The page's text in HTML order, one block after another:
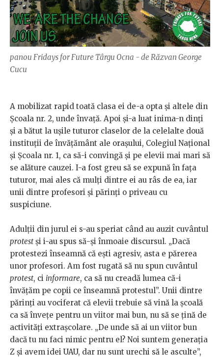
panou Fridays for Future Târgu Ocna - de Răzvan George
Cucu
A mobilizat rapid toată clasa ei de-a opta și altele din
Școala nr. 2, unde învață. Apoi și-a luat inima-n dinți
și a bătut la ușile tuturor claselor de la celelalte două
instituții de învățământ ale orașului, Colegiul Național
și Școala nr. 1, ca să-i convingă și pe elevii mai mari să
se alăture cauzei. I-a fost greu să se expună în fața
tuturor, mai ales că mulți dintre ei au râs de ea, iar
unii dintre profesori și părinți o priveau cu
suspiciune.
Adulții din jurul ei s-au speriat când au auzit cuvântul
protestși i-au spus să-și înmoaie discursul. „Dacă
protestezi înseamnă că ești agresiv, asta e părerea
unor profesori. Am fost rugată să nu spun cuvântul
protest, ci informare, ca să nu creadă lumea că-i
învățăm pe copii ce înseamnă protestul”. Unii dintre
părinți au vociferat că elevii trebuie să vină la școală
ca să învețe pentru un viitor mai bun, nu să se țină de
activități extrașcolare. „De unde să ai un viitor bun
dacă tu nu faci nimic pentru el? Noi suntem generația
Z și avem idei UAU, dar nu sunt urechi să le asculte”,